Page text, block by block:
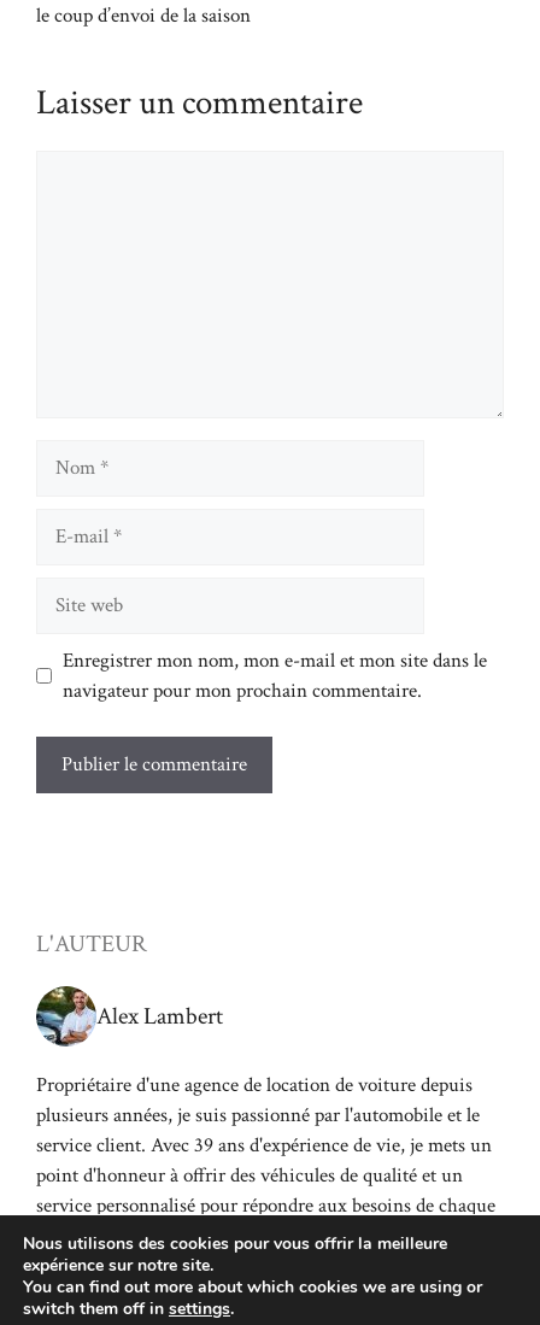
le coup d’envoi de la saison
Laisser un commentaire
mail
web
Enregistrer mon nom, mon e-mail et mon site dans le
navigateur pour mon prochain commentaire.
L'AUTEUR
Alex Lambert
Propriétaire d'une agence de location de voiture depuis
plusieurs années, je suis passionné par l'automobile et le
service client. Avec 39 ans d'expérience de vie, je mets un
point d'honneur à offrir des véhicules de qualité et un
service personnalisé pour répondre aux besoins de chaque
client.
Nous utilisons des cookies pour vous offrir la meilleure
expérience sur notre site.
You can find out more about which cookies we are using or
switch them off in settings.